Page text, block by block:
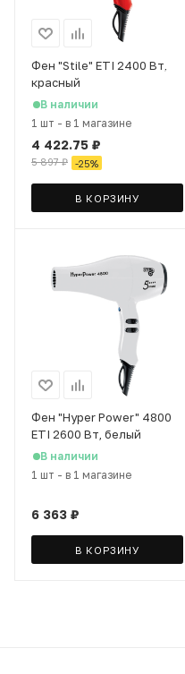
Фен "Stile" ETI 2400 Вт,
красный
В наличии
1 шт - в 1 магазине
4 422.75 ₽
5 897₽ -25%
В КОРЗИНУ
Фен "Hyper Power" 4800
ETI 2600 Вт, белый
В наличии
1 шт - в 1 магазине
6 363 ₽
В КОРЗИНУ